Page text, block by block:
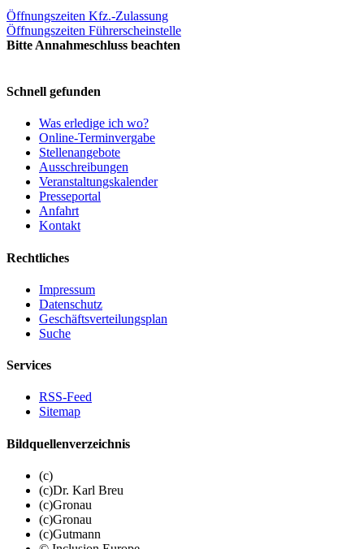
Öffnungszeiten Kfz.-Zulassung
Öffnungszeiten Führerscheinstelle
Bitte Annahmeschluss beachten
Schnell gefunden
Was erledige ich wo?
Online-Terminvergabe
Stellenangebote
Ausschreibungen
Veranstaltungskalender
Presseportal
Anfahrt
Kontakt
Rechtliches
Impressum
Datenschutz
Geschäftsverteilungsplan
Suche
Services
RSS-Feed
Sitemap
Bildquellenverzeichnis
(c)
(c)Dr. Karl Breu
(c)Gronau
(c)Gronau
(c)Gutmann